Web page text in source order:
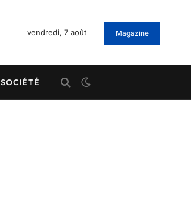
vendredi, 7 août Magazine
SOCIÉTÉ